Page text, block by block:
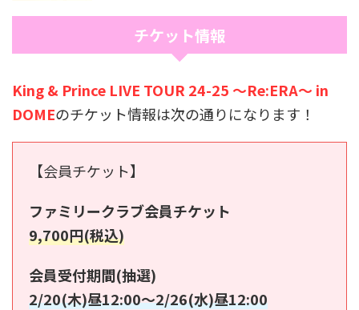
チケット情報
King & Prince LIVE TOUR 24-25 ～Re:ERA～ in
DOMEのチケット情報は次の通りになります！
【会員チケット】
ファミリークラブ会員チケット
9,700円(税込)
会員受付期間(抽選)
2/20(木)昼12:00～2/26(水)昼12:00